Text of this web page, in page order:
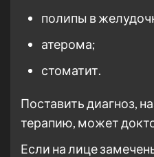
полипы в
атерома;
стоматит.
Поставить диагноз,
терапию, может
Если на лице